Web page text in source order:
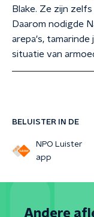
BELUISTER IN DE
NPO Luister
app
Blake. Ze zijn
Daarom nodigde
arepa's, tamarinde
situatie van
Andere